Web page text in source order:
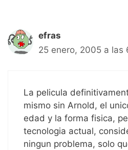
efras
25 enero, 2005 a las
La pelicula
mismo sin Arnold, el
edad y la forma fisica,
tecnologia actual,
ningun problema, solo